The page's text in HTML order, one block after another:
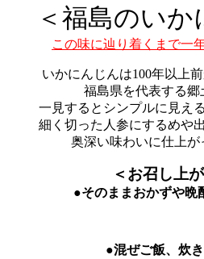
＜福島のいか
この味に辿り着くまで一
いかにんじんは100年以上
福島県を代表する郷
一見するとシンプルに見え
細く切った人参にするめや
奥深い味わいに仕上が
＜お召し上
●そのままおかずや晩
●混ぜご飯、炊